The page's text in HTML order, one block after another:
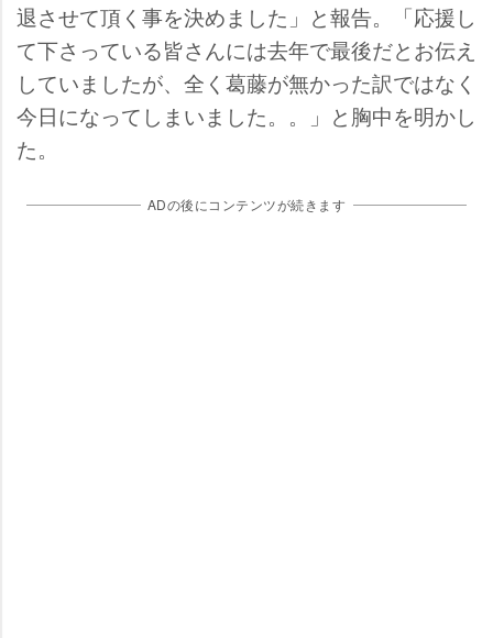
退させて頂く事を決めました」と報告。「応援し
て下さっている皆さんには去年で最後だとお伝え
していましたが、全く葛藤が無かった訳ではなく
今日になってしまいました。。」と胸中を明かし
た。
ADの後にコンテンツが続きます